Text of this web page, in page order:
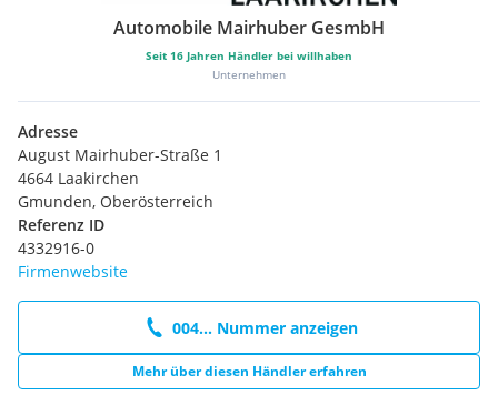
Reifendruck-Kontrolle
Tagfahrlichtschaltung
elektr. Fensterheber
Aussenspiegel elektrisch
ABS
Servolenkung
Zentralverriegelung
Automobile Mairhuber GesmbH
Seit 16 Jahren Händler bei willhaben
Unternehmen
Adresse
August Mairhuber-Straße 1
4664 Laakirchen
Gmunden, Oberösterreich
Referenz ID
4332916-0
Firmenwebsite
004... Nummer anzeigen
Mehr über diesen Händler erfahren